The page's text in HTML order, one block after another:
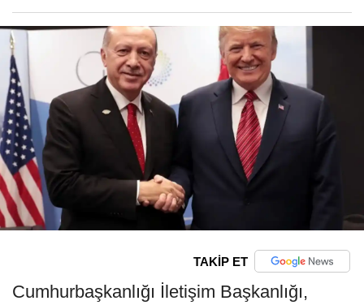
TAKİP ET
Cumhurbaşkanlığı İletişim Başkanlığı,